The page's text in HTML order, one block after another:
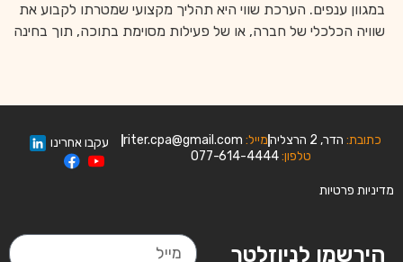
במגוון ענפים. הערכת שווי היא תהליך מקצועי שמטרתו לקבוע את
שוויה הכלכלי של חברה, או של פעילות מסוימת בתוכה, תוך בחינה
כתובת: הדר, 2 הרצליה מייל:
טלפון:077-614-4444
עקבו אחרינו
מדיניות פרטיות
הירשמו לניוזלטר